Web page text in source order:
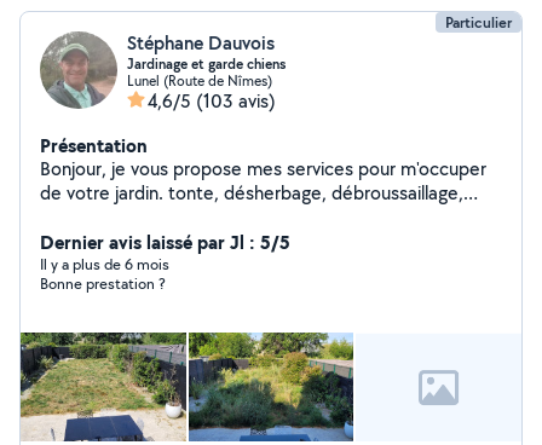
Particulier
Stéphane Dauvois
Jardinage et garde chiens
Lunel (Route de Nîmes)
4,6/5 (103 avis)
Présentation
Bonjour, je vous propose mes services pour m'occuper
de votre jardin. tonte, désherbage, débroussaillage,
des déchets... merci
Dernier avis laissé par Jl : 5/5
Il y a plus de 6 mois
Bonne prestation ?